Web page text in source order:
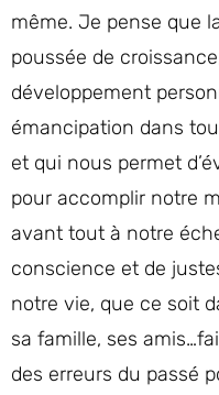
même. Je pense que
poussée de
développement
émancipation dans
et qui nous permet
pour accomplir notre
avant tout à notre
conscience et de
notre vie, que ce soit
sa famille, ses
des erreurs du passé